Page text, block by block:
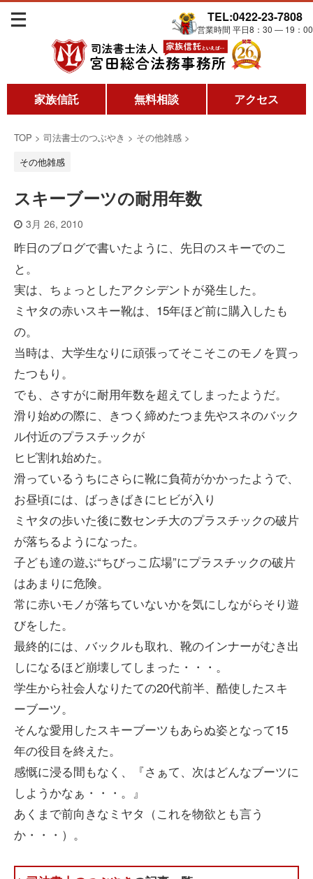
TEL:0422-23-7808
営業時間 平日8：30 ― 19：00
家族信託 無料相談 アクセス
TOP > 司法書士のつぶやき > その他雑感 >
その他雑感
スキーブーツの耐用年数
3月 26, 2010
昨日のブログで書いたように、先日のスキーでのこ
と。
実は、ちょっとしたアクシデントが発生した。
ミヤタの赤いスキー靴は、15年ほど前に購入したも
の。
当時は、大学生なりに頑張ってそこそこのモノを買っ
たつもり。
でも、さすがに耐用年数を超えてしまったようだ。
滑り始めの際に、きつく締めたつま先やスネのバック
ル付近のプラスチックが
ヒビ割れ始めた。
滑っているうちにさらに靴に負荷がかかったようで、
お昼頃には、ばっきばきにヒビが入り
ミヤタの歩いた後に数センチ大のプラスチックの破片
が落ちるようになった。
子ども達の遊ぶ“ちびっこ広場”にプラスチックの破片
はあまりに危険。
常に赤いモノが落ちていないかを気にしながらそり遊
びをした。
最終的には、バックルも取れ、靴のインナーがむき出
しになるほど崩壊してしまった・・・。
学生から社会人なりたての20代前半、酷使したスキ
ーブーツ。
そんな愛用したスキーブーツもあらぬ姿となって15
年の役目を終えた。
感慨に浸る間もなく、『さぁて、次はどんなブーツに
しようかなぁ・・・。』
あくまで前向きなミヤタ（これを物欲とも言う
か・・・）。